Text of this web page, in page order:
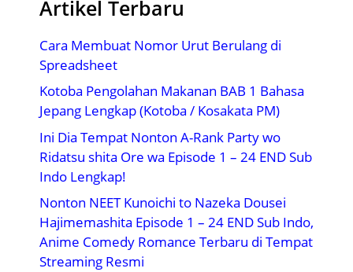
Artikel Terbaru
Cara Membuat Nomor Urut Berulang di
Spreadsheet
Kotoba Pengolahan Makanan BAB 1 Bahasa
Jepang Lengkap (Kotoba / Kosakata PM)
Ini Dia Tempat Nonton A-Rank Party wo
Ridatsu shita Ore wa Episode 1 – 24 END Sub
Indo Lengkap!
Nonton NEET Kunoichi to Nazeka Dousei
Hajimemashita Episode 1 – 24 END Sub Indo,
Anime Comedy Romance Terbaru di Tempat
Streaming Resmi